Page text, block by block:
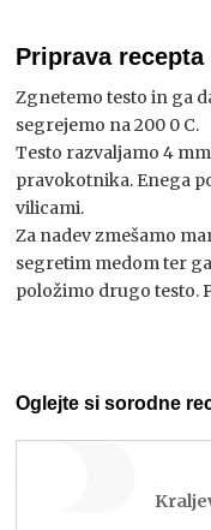
Priprava recepta
Zgnetemo testo in ga
segrejemo na 200 0 C.
Testo razvaljamo 4
pravokotnika. Enega
vilicami.
Za nadev zmešamo
segretim medom ter
položimo drugo testo.
Oglejte si sorodne